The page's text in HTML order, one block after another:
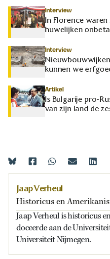
Interview
In Florence
huwelijken
Interview
kunnen we
Artikel
Is Bulgarije pro-
van zijn land de
Jaap Verheul
Historicus en
Jaap Verheul is historicus
doceerde aan de
Universiteit Nijmegen.